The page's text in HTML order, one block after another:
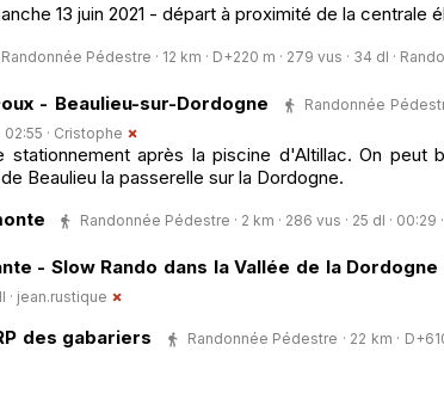
13 juin 2021 - départ à proximité de la centrale
Randonnée Pédestre · 12 km · D+220 m · 279 vus · 34 dl ·
- Beaulieu-sur-Dordogne
Randonnée
· Cristophe
stationnement après la piscine d'Altillac. On peut
Beaulieu la passerelle sur la Dordogne.
Randonnée Pédestre · 2 km · 286 vus · 25 dl · 00:29 ·
- Slow Rando dans la Vallée de la Dordogne
· jean.rustique
des gabariers Randonnée Pédestre · 22 km ·